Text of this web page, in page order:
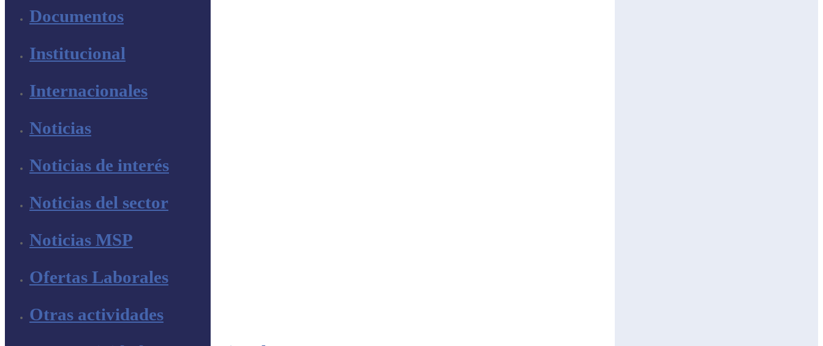
Documentos
Institucional
Internacionales
Noticias
Noticias de interés
Noticias del sector
Noticias MSP
Ofertas Laborales
Otras actividades